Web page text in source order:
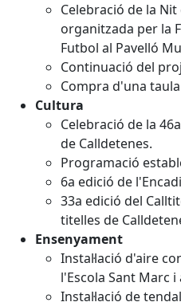
Celebració de la
organitzada per la
Futbol al Pavelló
Continuació del
Compra d'una
Cultura
Celebració de la
de Calldetenes.
Programació
6a edició de
33a edició del
titelles de
Ensenyament
Instal·lació d'aire
l'Escola Sant Marc
Instal·lació de